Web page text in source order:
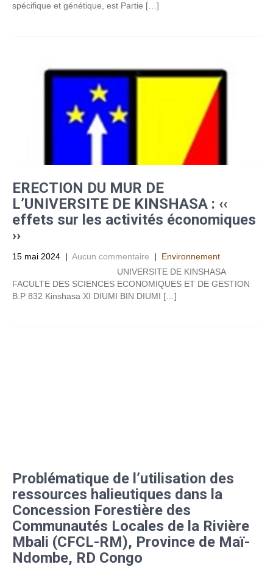
spécifique et génétique, est Partie […]
ERECTION DU MUR DE
L’UNIVERSITE DE KINSHASA : ‹‹
effets sur les activités économiques
››
15 mai 2024 | Aucun commentaire | Environnement
UNIVERSITE DE KINSHASA
FACULTE DES SCIENCES ECONOMIQUES ET DE GESTION
B.P 832 Kinshasa XI DIUMI BIN DIUMI […]
Problématique de l’utilisation des
ressources halieutiques dans la
Concession Forestière des
Communautés Locales de la Rivière
Mbali (CFCL-RM), Province de Maï-
Ndombe, RD Congo